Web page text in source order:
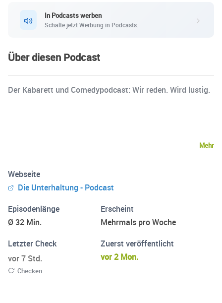
In Podcasts werben
Schalte jetzt Werbung in Podcasts.
Über diesen Podcast
Der Kabarett und Comedypodcast: Wir reden. Wird lustig.
Mehr
Webseite
Die Unterhaltung - Podcast
Episodenlänge
Ø 32 Min.
Erscheint
Mehrmals pro Woche
Letzter Check
vor 7 Std.
Checken
Zuerst veröffentlicht
vor 2 Mon.